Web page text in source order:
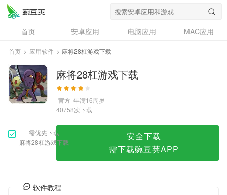
首页 安卓应用 电脑应用
MAC应用
资讯
专题
问答
首页 > 应用软件 > 麻将28杠游戏下载
麻将28杠游戏下载
官方 年满16周岁
40758次下载
需优先下载
麻将28杠游戏下载
安全下载
需下载豌豆荚APP
软件教程